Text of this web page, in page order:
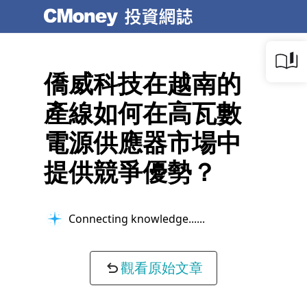
僑威科技在越南的
產線如何在高瓦數
電源供應器市場中
提供競爭優勢？
Connecting knowledge...
觀看原始文章